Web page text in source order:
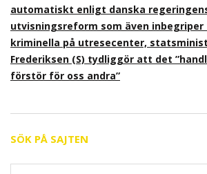
automatiskt enligt danska
utvisningsreform som även
kriminella på utresecenter,
Frederiksen (S) tydliggör att det
förstör för oss andra”
SÖK PÅ SAJTEN